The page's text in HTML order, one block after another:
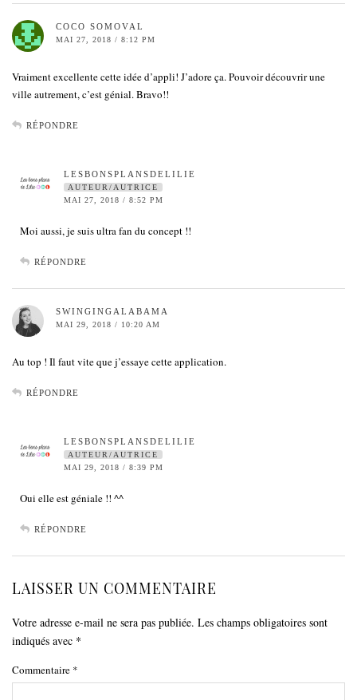
COCO SOMOVAL
MAI 27, 2018 / 8:12 PM
Vraiment excellente cette idée d’appli! J’adore ça. Pouvoir découvrir une
ville autrement, c’est génial. Bravo!!
RÉPONDRE
LESBONSPLANSDELILIE
AUTEUR/AUTRICE
MAI 27, 2018 / 8:52 PM
Moi aussi, je suis ultra fan du concept !!
RÉPONDRE
SWINGINGALABAMA
MAI 29, 2018 / 10:20 AM
Au top ! Il faut vite que j’essaye cette application.
RÉPONDRE
LESBONSPLANSDELILIE
AUTEUR/AUTRICE
MAI 29, 2018 / 8:39 PM
Oui elle est géniale !! ^^
RÉPONDRE
LAISSER UN COMMENTAIRE
Votre adresse e-mail ne sera pas publiée. Les champs obligatoires sont
indiqués avec *
Commentaire *